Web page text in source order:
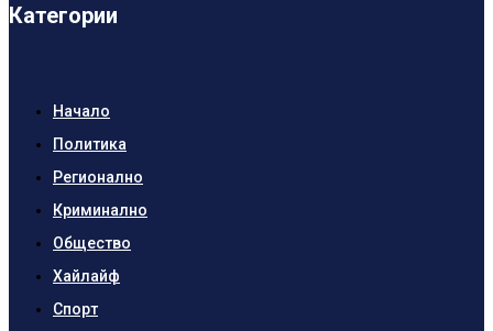
Категории
Начало
Политика
Регионално
Криминално
Общество
Хайлайф
Спорт